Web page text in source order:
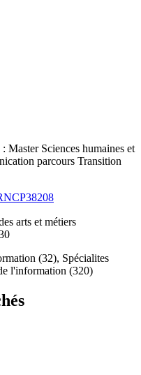
Sciences humaines et
parcours Transition
arts et métiers
(32), Spécialites
l'information (320)